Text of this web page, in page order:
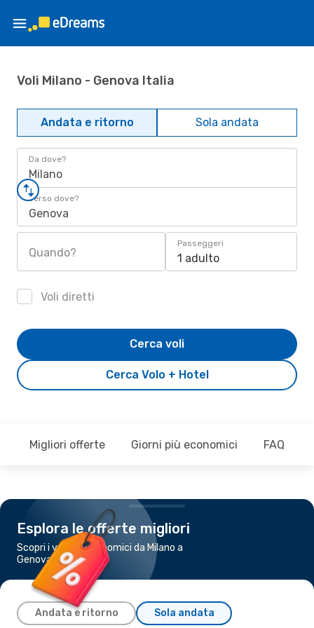
Voli Milano - Genova Italia
Andata e ritorno Sola andata
Da dove?
Milano
Verso dove?
Genova
Quando?
Passeggeri
1 adulto
Voli diretti
Cerca Volo + Hotel
Cerca voli
Migliori offerte Giorni più economici FAQ
Esplora le offerte migliori
Scopri i voli più economici da Milano a
Genova
Andata e ritorno Sola andata